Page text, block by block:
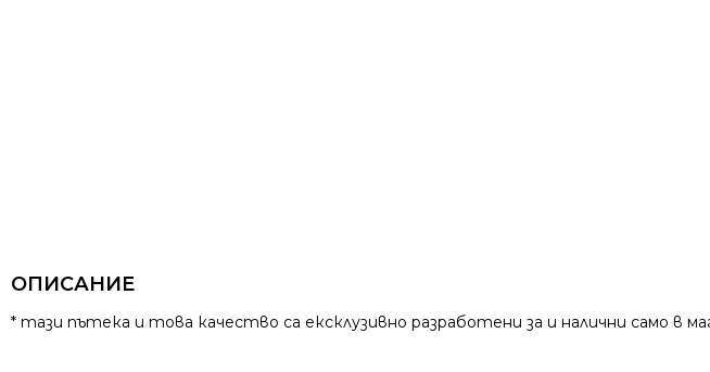
ОПИСАНИЕ
* тази пътека и това качество са ексклузивно разработени за и налични само в